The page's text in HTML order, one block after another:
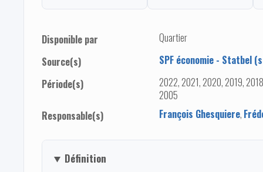
Disponible par
Quartier
Source(s)
SPF économie - Statbel
Période(s)
2022, 2021, 2020, 2019,
2005
Responsable(s)
François Ghesquiere,
Définition